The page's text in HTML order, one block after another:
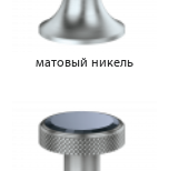
матовый никель